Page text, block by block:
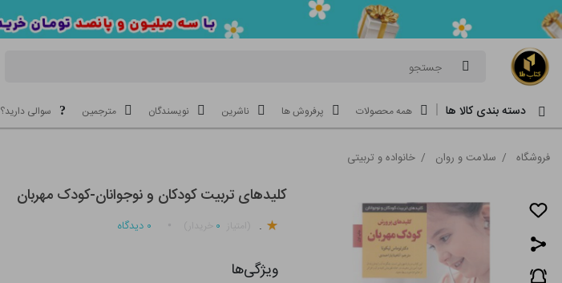
جستجو
دسته بندی کالا ها همه محصولات پرفروش ها ناشرین نویسندگان مترجمین سوالی دارید؟
فروشگاه / سلامت و روان / خانواده و تربیتی
کلیدهای تربیت کودکان و نوجوانان-کودک مهربان
. ۰ ۰ دیدگاه
ویژگی‌ها